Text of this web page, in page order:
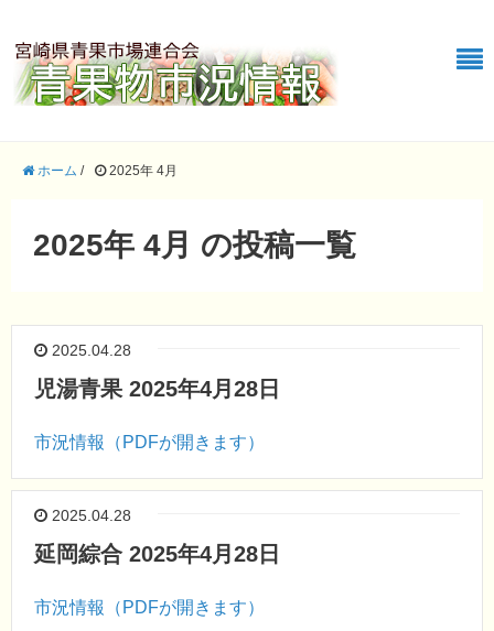
ホーム / 2025年 4月
2025年 4月 の投稿一覧
2025.04.28
児湯青果 2025年4月28日
市況情報（PDFが開きます）
2025.04.28
延岡綜合 2025年4月28日
市況情報（PDFが開きます）